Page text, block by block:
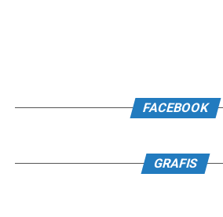
FACEBOOK
GRAFIS